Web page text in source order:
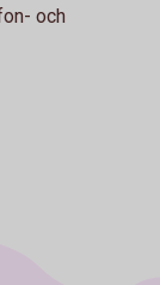
och